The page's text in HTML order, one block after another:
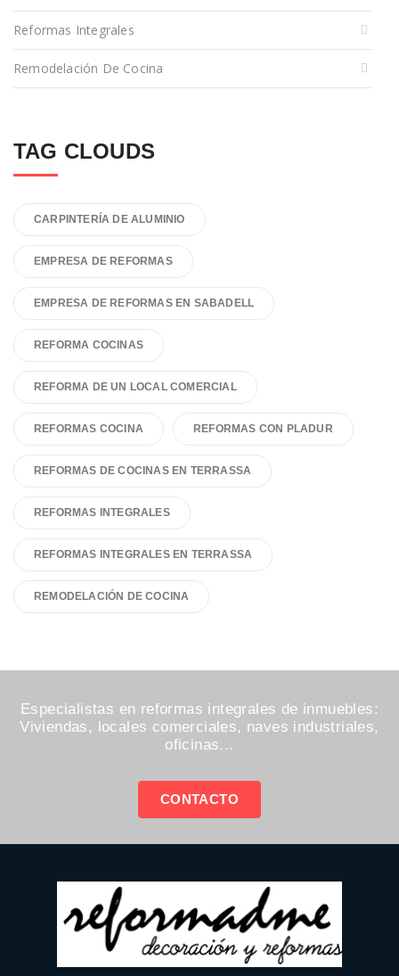
Reformas Integrales
Remodelación De Cocina
TAG CLOUDS
CARPINTERÍA DE ALUMINIO
EMPRESA DE REFORMAS
EMPRESA DE REFORMAS EN SABADELL
REFORMA COCINAS
REFORMA DE UN LOCAL COMERCIAL
REFORMAS COCINA REFORMAS CON PLADUR
REFORMAS DE COCINAS EN TERRASSA
REFORMAS INTEGRALES
REFORMAS INTEGRALES EN TERRASSA
REMODELACIÓN DE COCINA
Especialistas en reformas integrales de inmuebles:
Viviendas, locales comerciales, naves industriales,
oficinas...
CONTACTO